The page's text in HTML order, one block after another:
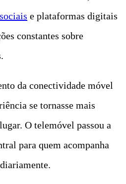
e plataformas digitais
constantes sobre
da conectividade móvel
se tornasse mais
O telemóvel passou a
para quem acompanha